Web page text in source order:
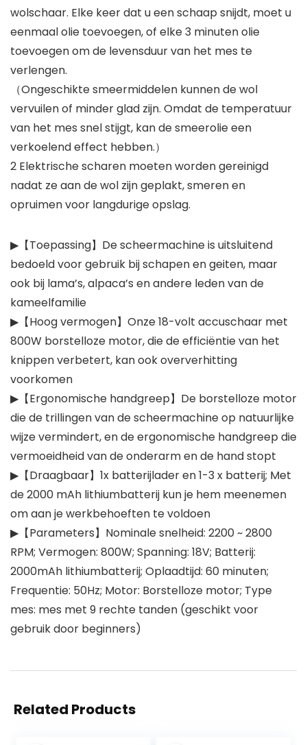
wolschaar. Elke keer dat u een schaap snijdt, moet u
eenmaal olie toevoegen, of elke 3 minuten olie
toevoegen om de levensduur van het mes te
verlengen.
（Ongeschikte smeermiddelen kunnen de wol
vervuilen of minder glad zijn. Omdat de temperatuur
van het mes snel stijgt, kan de smeerolie een
verkoelend effect hebben.）
2 Elektrische scharen moeten worden gereinigd
nadat ze aan de wol zijn geplakt, smeren en
opruimen voor langdurige opslag.
▶【Toepassing】De scheermachine is uitsluitend
bedoeld voor gebruik bij schapen en geiten, maar
ook bij lama’s, alpaca’s en andere leden van de
kameelfamilie
▶【Hoog vermogen】Onze 18-volt accuschaar met
800W borstelloze motor, die de efficiëntie van het
knippen verbetert, kan ook oververhitting
voorkomen
▶【Ergonomische handgreep】De borstelloze motor
die de trillingen van de scheermachine op natuurlijke
wijze vermindert, en de ergonomische handgreep die
vermoeidheid van de onderarm en de hand stopt
▶【Draagbaar】1x batterijlader en 1-3 x batterij; Met
de 2000 mAh lithiumbatterij kun je hem meenemen
om aan je werkbehoeften te voldoen
▶【Parameters】Nominale snelheid: 2200 ~ 2800
RPM; Vermogen: 800W; Spanning: 18V; Batterij:
2000mAh lithiumbatterij; Oplaadtijd: 60 minuten;
Frequentie: 50Hz; Motor: Borstelloze motor; Type
mes: mes met 9 rechte tanden (geschikt voor
gebruik door beginners)
Related Products